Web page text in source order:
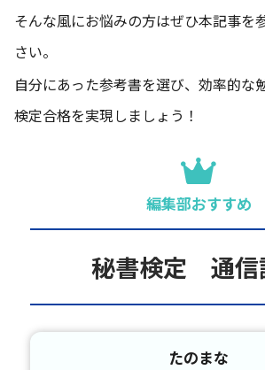
そんな風にお悩みの方はぜひ本記事を
さい。
自分にあった参考書を選び、効率的な
検定合格を実現しましょう！
編集部おすすめ
秘書検定 通信
たのまな